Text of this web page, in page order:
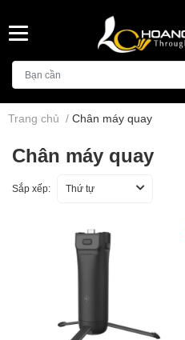
Trang chủ / Chân máy quay
Chân máy quay
Sắp xếp: Thứ tự